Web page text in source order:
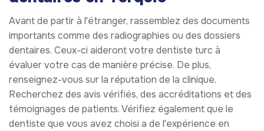
Avant de partir à l'étranger, rassemblez des documents
importants comme des radiographies ou des dossiers
dentaires. Ceux-ci aideront votre dentiste turc à
évaluer votre cas de manière précise. De plus,
renseignez-vous sur la réputation de la clinique.
Recherchez des avis vérifiés, des accréditations et des
témoignages de patients. Vérifiez également que le
dentiste que vous avez choisi a de l'expérience en